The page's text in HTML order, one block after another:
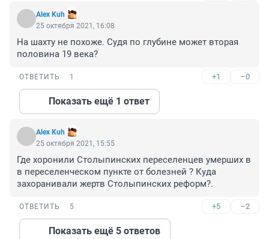
Alex Kuh
25 октября 2021, 16:08
На шахту не похоже. Судя по глубине может вторая
половина 19 века?
ОТВЕТИТЬ 1 +1 –0
Показать ещё 1 ответ
Alex Kuh
25 октября 2021, 15:55
Где хоронили Столыпинских переселенцев умерших в
в переселенческом пункте от болезней ? Куда
захоранивали жертв Столыпинских реформ?.
ОТВЕТИТЬ 5 +5 –2
Показать ещё 5 ответов